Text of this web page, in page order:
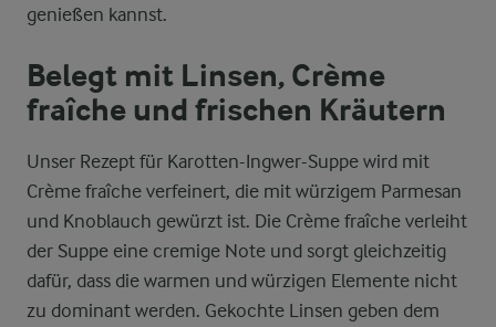
genießen kannst.
Belegt mit Linsen, Crème
fraîche und frischen Kräutern
Unser Rezept für Karotten-Ingwer-Suppe wird mit
Crème fraîche verfeinert, die mit würzigem Parmesan
und Knoblauch gewürzt ist. Die Crème fraîche verleiht
der Suppe eine cremige Note und sorgt gleichzeitig
dafür, dass die warmen und würzigen Elemente nicht
zu dominant werden. Gekochte Linsen geben dem